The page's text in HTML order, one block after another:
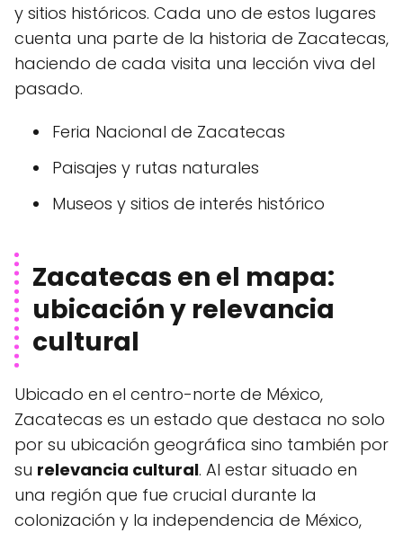
y sitios históricos. Cada uno de estos lugares
cuenta una parte de la historia de Zacatecas,
haciendo de cada visita una lección viva del
pasado.
Feria Nacional de Zacatecas
Paisajes y rutas naturales
Museos y sitios de interés histórico
Zacatecas en el mapa:
ubicación y relevancia
cultural
Ubicado en el centro-norte de México,
Zacatecas es un estado que destaca no solo
por su ubicación geográfica sino también por
su relevancia cultural. Al estar situado en
una región que fue crucial durante la
colonización y la independencia de México,